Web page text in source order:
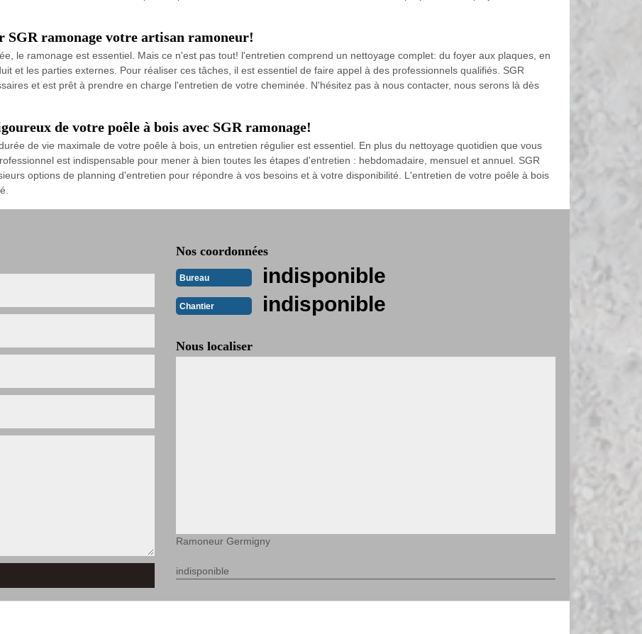
SGR ramonage votre artisan ramoneur!
le ramonage est essentiel. Mais ce n'est pas tout! l'entretien comprend un nettoyage complet: du foyer aux plaques, en
et les parties externes. Pour réaliser ces tâches, il est essentiel de faire appel à des professionnels qualifiés. SGR
et est prêt à prendre en charge l'entretien de votre cheminée. N'hésitez pas à nous contacter, nous serons là dès
de votre poêle à bois avec SGR ramonage!
de vie maximale de votre poêle à bois, un entretien régulier est essentiel. En plus du nettoyage quotidien que vous
est indispensable pour mener à bien toutes les étapes d'entretien : hebdomadaire, mensuel et annuel. SGR
options de planning d'entretien pour répondre à vos besoins et à votre disponibilité. L'entretien de votre poêle à bois
Nos coordonnées
Bureau indisponible
Chantier indisponible
Nous localiser
Ramoneur Germigny
indisponible